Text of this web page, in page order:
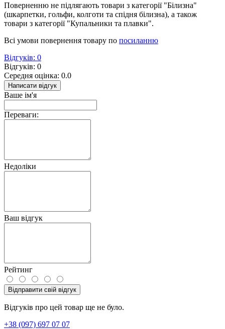
Поверненню не підлягають товари з категорії "Білизна"
(шкарпетки, гольфи, колготи та спідня білизна), а також
товари з категорії "Купальники та плавки".
Всі умови повернення товару по посиланню
Відгуків: 0
Відгуків: 0
Середня оцінка: 0.0
Написати відгук
Ваше ім'я
Переваги:
Недоліки
Ваш відгук
Рейтинг
Відправити свій відгук
Відгуків про цей товар ще не було.
+38 (097) 697 07 07